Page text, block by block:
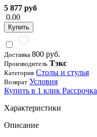
5 877 руб
0.00
Купить
Доставка 800 руб.
Производитель Тэкс
Категория Столы и стулья
Возврат Условия
Купить в 1 клик Рассрочка
Характеристики
Описание